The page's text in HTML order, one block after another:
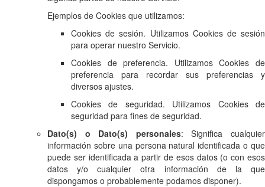
Ejemplos de Cookies que utilizamos:
Cookies de sesión. Utilizamos Cookies de sesión
para operar nuestro Servicio.
Cookies de preferencia. Utilizamos Cookies de
preferencia para recordar sus preferencias y
diversos ajustes.
Cookies de seguridad. Utilizamos Cookies de
seguridad para fines de seguridad.
Dato(s) o Dato(s) personales: Significa cualquier
información sobre una persona natural identificada o que
puede ser identificada a partir de esos datos (o con esos
datos y/o cualquier otra información de la que
dispongamos o probablemente podamos disponer).